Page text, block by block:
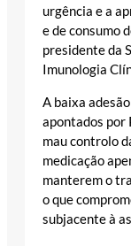
urgência e a
e de consumo
presidente da
Imunologia
A baixa
apontados por
mau controlo
medicação
manterem o
o que
subjacente à